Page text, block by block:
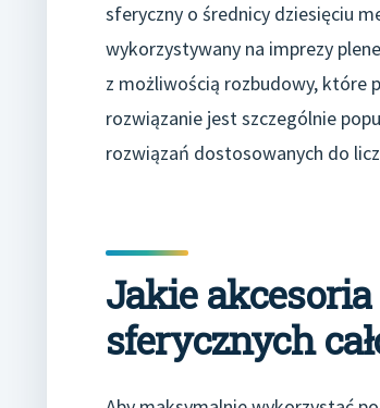
sferyczny o średnicy dziesięciu
wykorzystywany na imprezy
z możliwością rozbudowy, które
rozwiązanie jest szczególnie
rozwiązań dostosowanych do
Jakie
sferycznych